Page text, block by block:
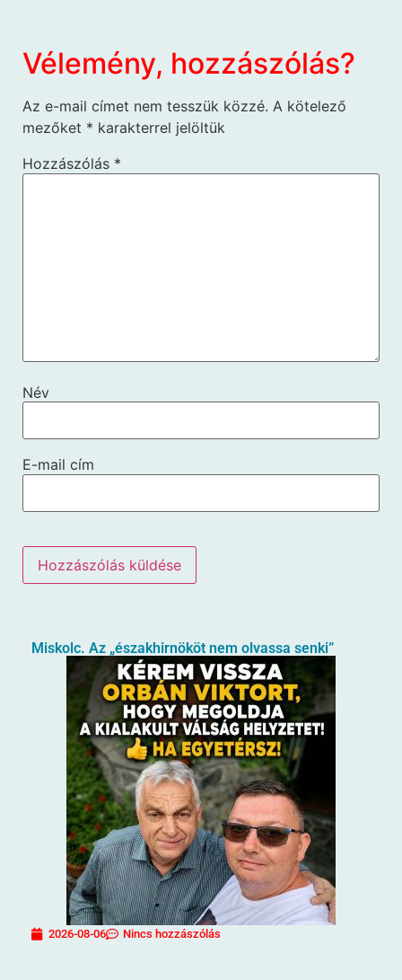
Vélemény, hozzászólás?
Az e-mail címet nem tesszük közzé. A kötelező
mezőket * karakterrel jelöltük
Hozzászólás *
Név
E-mail cím
Miskolc. Az „északhirnököt nem olvassa senki”
2026-08-06 Nincs hozzászólás